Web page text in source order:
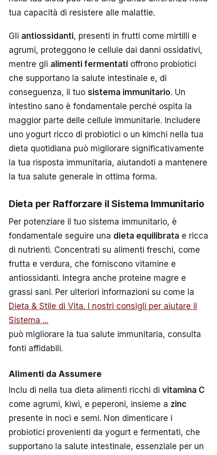
tua capacità di resistere alle malattie.
Gli antiossidanti, presenti in frutti come mirtilli e
agrumi, proteggono le cellule dai danni ossidativi,
mentre gli alimenti fermentatioffrono probiotici
che supportano la salute intestinale e, di
conseguenza, il tuo sistema immunitario. Un
intestino sano è fondamentale perché ospita la
maggior parte delle cellule immunitarie. Includere
uno yogurt ricco di probiotici o un kimchi nella tua
dieta quotidiana può migliorare significativamente
la tua risposta immunitaria, aiutandoti a mantenere
la tua salute generale in ottima forma.
Dieta per Rafforzare il Sistema Immunitario
Per potenziare il tuo sistema immunitario, è
fondamentale seguire una dieta equilibrata e ricca
di nutrienti. Concentrati su alimenti freschi, come
frutta e verdura, che forniscono vitamine e
antiossidanti. Integra anche proteine magre e
grassi sani. Per ulteriori informazioni su come la
Dieta & Stile di Vita. I nostri consigli per aiutare il
Sistema ...
può migliorare la tua salute immunitaria, consulta
fonti affidabili.
Alimenti da Assumere
Inclu di nella tua dieta alimenti ricchi di vitamina C
come agrumi, kiwi, e peperoni, insieme a zinc
presente in noci e semi. Non dimenticare i
probiotici provenienti da yogurt e fermentati, che
supportano la salute intestinale, essenziale per un